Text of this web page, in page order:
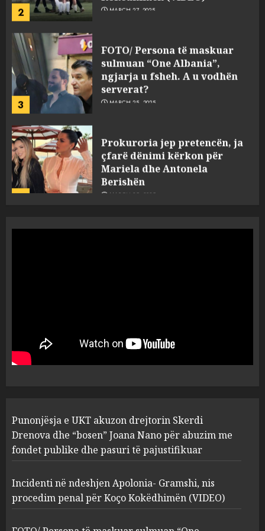
3
sulmuan “One Albania”,
ngjarja u fsheh. A u vodhën
serverat?
MARCH 25, 2025
4
çfarë dënimi kërkon për
Mariela dhe Antonela
Berishën
MARCH 25, 2025
1
“bosen” Joana Nano për
abuzim me fondet publike dhe
pasuri të pajustifikuar
2
Apolonia- Gramshi, nis
procedim penal për Koço
Kokëdhimën (VIDEO)
MARCH 27, 2025
FOTO/ Persona të maskuar
sulmuan “One Albania”,
ngjarja u fsheh. A u vodhën
Punonjësja e UKT akuzon drejtorin Skerdi
Drenova dhe “bosen” Joana Nano për abuzim me
fondet publike dhe pasuri të pajustifikuar
Incidenti në ndeshjen Apolonia- Gramshi, nis
procedim penal për Koço Kokëdhimën (VIDEO)